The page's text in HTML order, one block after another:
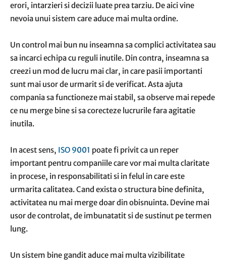
erori, intarzieri si decizii luate prea tarziu. De aici vine
nevoia unui sistem care aduce mai multa ordine.
Un control mai bun nu inseamna sa complici activitatea sau
sa incarci echipa cu reguli inutile. Din contra, inseamna sa
creezi un mod de lucru mai clar, in care pasii importanti
sunt mai usor de urmarit si de verificat. Asta ajuta
compania sa functioneze mai stabil, sa observe mai repede
ce nu merge bine si sa corecteze lucrurile fara agitatie
inutila.
In acest sens, ISO 9001 poate fi privit ca un reper
important pentru companiile care vor mai multa claritate
in procese, in responsabilitati si in felul in care este
urmarita calitatea. Cand exista o structura bine definita,
activitatea nu mai merge doar din obisnuinta. Devine mai
usor de controlat, de imbunatatit si de sustinut pe termen
lung.
Un sistem bine gandit aduce mai multa vizibilitate